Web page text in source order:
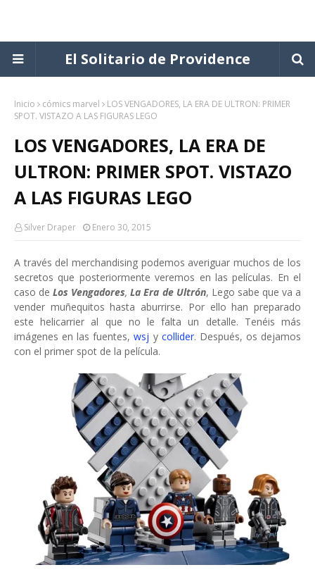
El Solitario de Providence
Inicio cómics marvel
LOS VENGADORES, LA ERA DE ULTRON: PRIMER
SPOT. VISTAZO A LAS FIGURAS LEGO
LOS VENGADORES, LA ERA DE
ULTRON: PRIMER SPOT. VISTAZO
A LAS FIGURAS LEGO
Silver Draper Enero 30, 2015
A través del merchandising podemos averiguar muchos de los
secretos que posteriormente veremos en las películas. En el
caso deLos Vengadores,La Era de Ultrón, Lego sabe que va a
vender muñequitos hasta aburrirse. Por ello han preparado
este helicarrier al que no le falta un detalle. Tenéis más
imágenes en las fuentes,wsj y collider. Después, os dejamos
con el primer spot de la película.